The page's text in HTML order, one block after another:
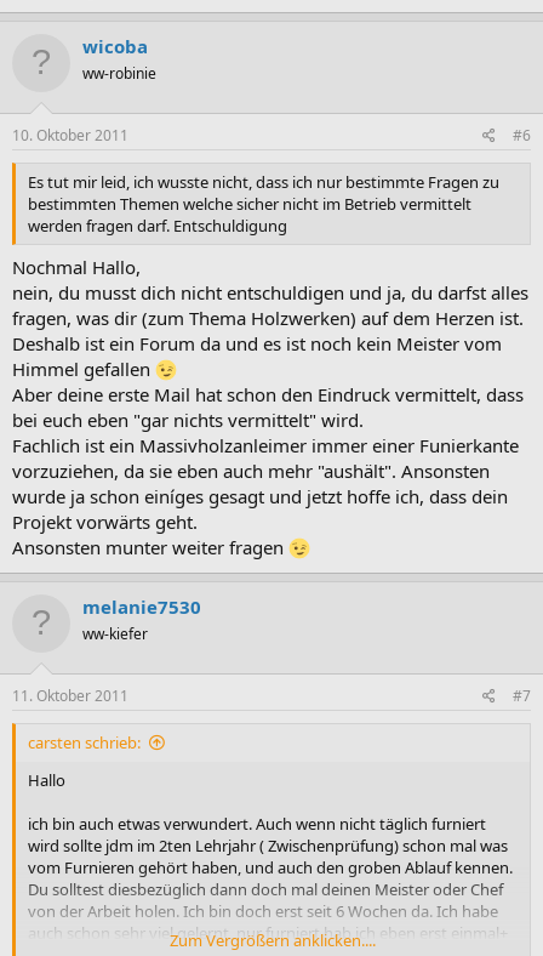
wicoba
ww-robinie
10. Oktober 2011 #6
Es tut mir leid, ich wusste nicht, dass ich nur bestimmte Fragen zu
bestimmten Themen welche sicher nicht im Betrieb vermittelt
werden fragen darf. Entschuldigung
Nochmal Hallo,
nein, du musst dich nicht entschuldigen und ja, du darfst alles
fragen, was dir (zum Thema Holzwerken) auf dem Herzen ist.
Deshalb ist ein Forum da und es ist noch kein Meister vom
Himmel gefallen
Aber deine erste Mail hat schon den Eindruck vermittelt, dass
bei euch eben "gar nichts vermittelt" wird.
Fachlich ist ein Massivholzanleimer immer einer Funierkante
vorzuziehen, da sie eben auch mehr "aushält". Ansonsten
wurde ja schon einíges gesagt und jetzt hoffe ich, dass dein
Projekt vorwärts geht.
Ansonsten munter weiter fragen
melanie7530
ww-kiefer
11. Oktober 2011 #7
carsten schrieb:
Hallo
ich bin auch etwas verwundert. Auch wenn nicht täglich furniert
wird sollte jdm im 2ten Lehrjahr ( Zwischenprüfung) schon mal was
vom Furnieren gehört haben, und auch den groben Ablauf kennen.
Du solltest diesbezüglich dann doch mal deinen Meister oder Chef
von der Arbeit holen. Ich bin doch erst seit 6 Wochen da. Ich habe
auch schon sehr viel gelernt, nur furniert hab ich eben erst einmal+
Zum Vergrößern anklicken....